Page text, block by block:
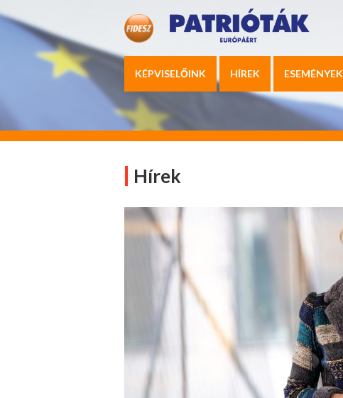
KÉPVISELŐINK HÍREK ESEMÉNYEK
Hírek